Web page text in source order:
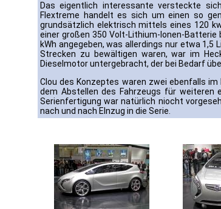
Das eigentlich interessante versteckte
Flextreme handelt es sich um einen so
grundsätzlich elektrisch mittels eines 120
einer großen 350 Volt-Lithium-Ionen-
kWh angegeben, was allerdings nur etwa
Strecken zu bewältigen waren, war im
Dieselmotor untergebracht, der bei Bedarf
Clou des Konzeptes waren zwei ebenfalls
dem Abstellen des Fahrzeugs für weiteren
Serienfertigung war natürlich niocht
nach und nach EInzug in die Serie.